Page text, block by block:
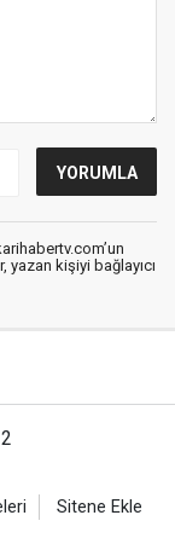
yazan kişiyi bağlayıcı
Sitene Ekle